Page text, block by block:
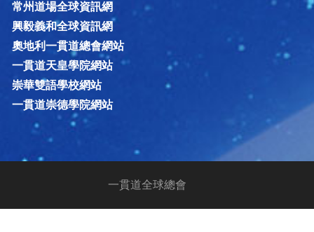
常州道場全球資訊網
興毅義和全球資訊網
奧地利一貫道總會網站
一貫道天皇學院網站
崇華雙語學校網站
一貫道崇德學院網站
一貫道全球總會